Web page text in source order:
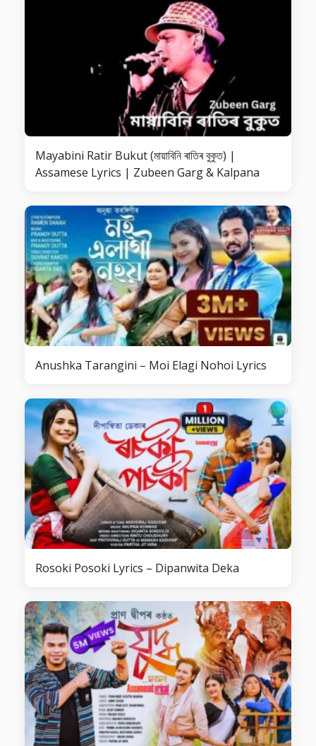
Mayabini Ratir Bukut (মায়াবিনি ৰাতিৰ বুকুত) |
Assamese Lyrics | Zubeen Garg & Kalpana
Anushka Tarangini – Moi Elagi Nohoi Lyrics
Rosoki Posoki Lyrics – Dipanwita Deka